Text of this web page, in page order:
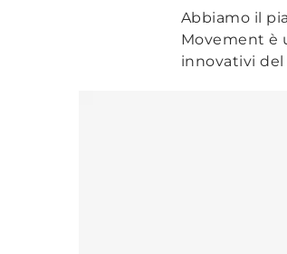
Abbiamo il
Movement è
innovativi